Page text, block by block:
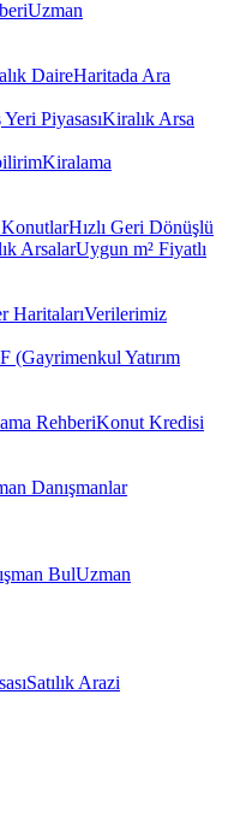
Uzman
DaireHaritada Ara
PiyasasıKiralık Arsa
Kiralama
Hızlı Geri Dönüşlü
ArsalarUygun m² Fiyatlı
HaritalarıVerilerimiz
(Gayrimenkul Yatırım
RehberiKonut Kredisi
Danışmanlar
BulUzman
Satılık Arazi